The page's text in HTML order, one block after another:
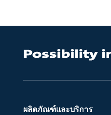
ผลิตภัณฑ์และบริการ